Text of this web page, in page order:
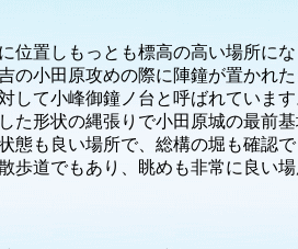
位置しもっとも標高の高い場所に
の小田原攻めの際に陣鐘が置かれ
して小峰御鐘ノ台と呼ばれていま
た形状の縄張りで小田原城の最前
態も良い場所で、総構の堀も確認
歩道でもあり、眺めも非常に良い